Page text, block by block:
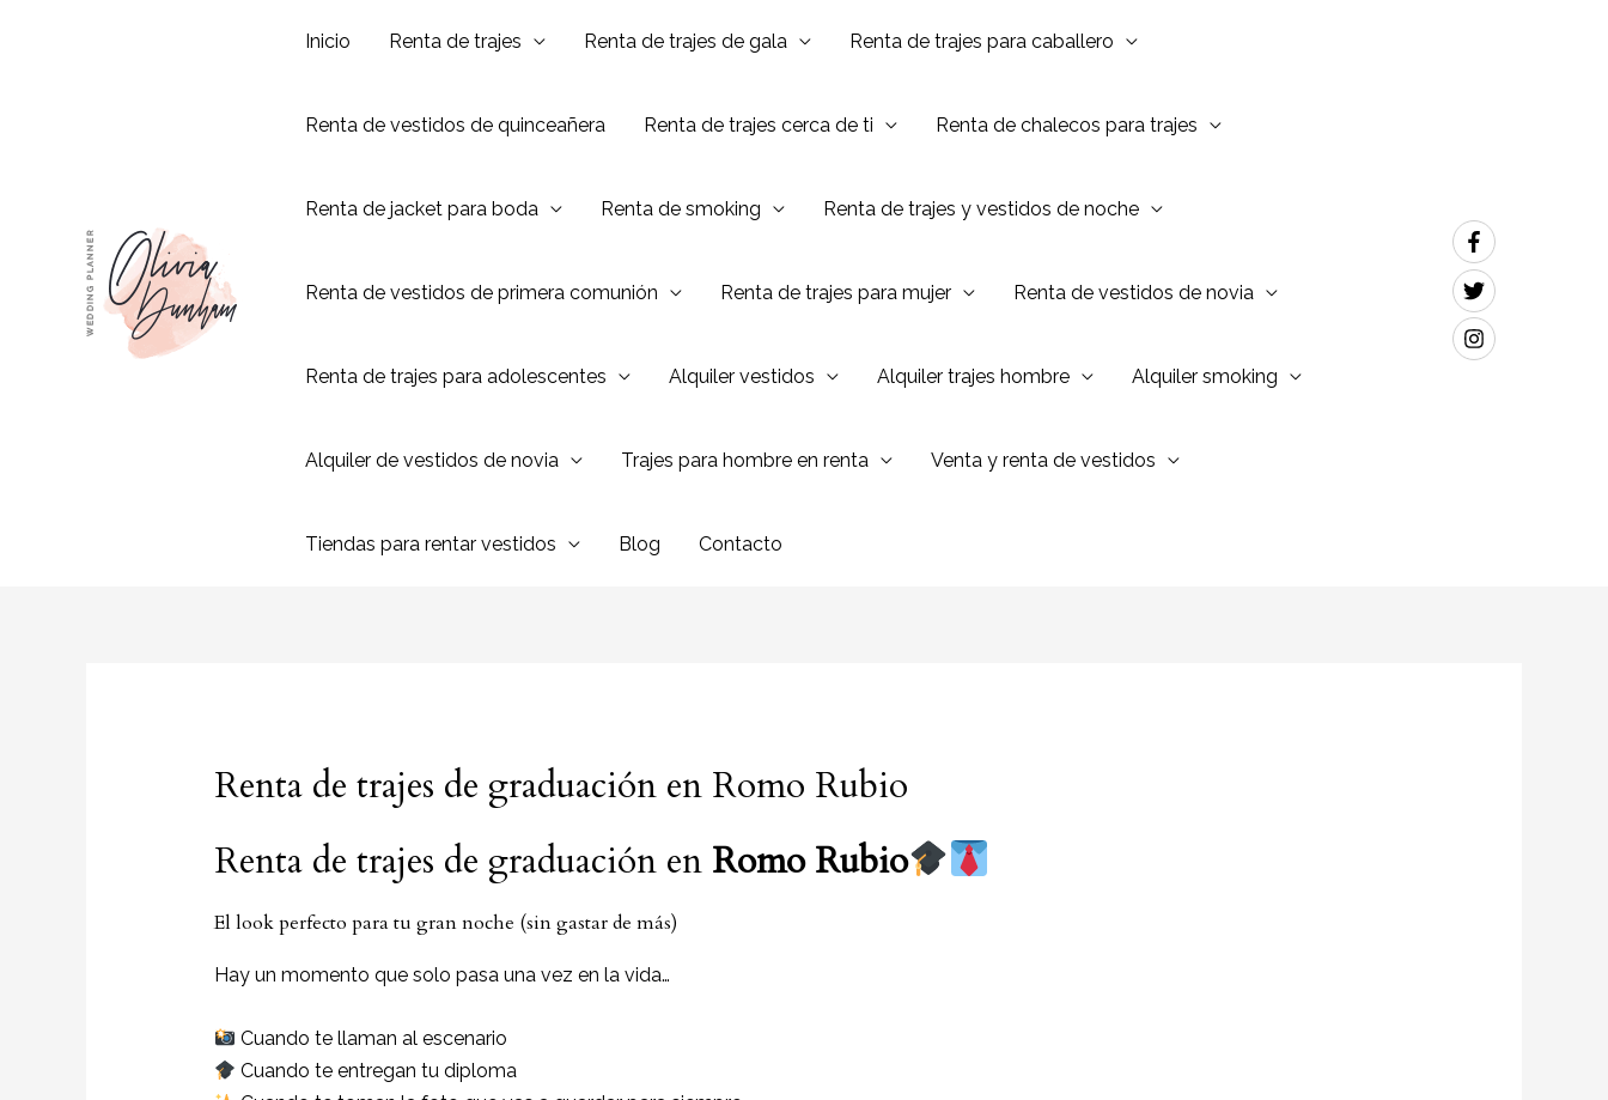
Inicio Renta de trajes Renta de trajes de gala Renta de trajes para caballero
Renta de vestidos de quinceañera Renta de trajes cerca de ti Renta de chalecos para trajes
Renta de jacket para boda Renta de smoking Renta de trajes y vestidos de noche
Renta de vestidos de primera comunión Renta de trajes para mujer Renta de vestidos de novia
Renta de trajes para adolescentes Alquiler vestidos Alquiler trajes hombre Alquiler smoking
Alquiler de vestidos de novia Trajes para hombre en renta Venta y renta de vestidos
Tiendas para rentar vestidos Blog Contacto
Renta de trajes de graduación en Romo Rubio
Renta de trajes de graduación en Romo Rubio
El look perfecto para tu gran noche (sin gastar de más)
Hay un momento que solo pasa una vez en la vida…
Cuando te llaman al escenario
Cuando te entregan tu diploma